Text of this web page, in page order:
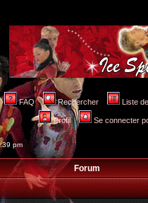
FAQ Rechercher Liste
Profil Se connecter
pm
Forum